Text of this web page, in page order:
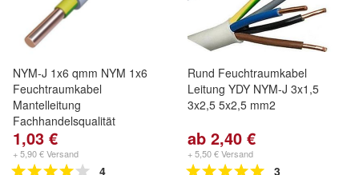
NYM-J 1x6 qmm NYM 1x6
Feuchtraumkabel
Mantelleitung
Fachhandelsqualität
1,03 €
+ 5,90 € Versand
4
Rund Feuchtraumkabel
Leitung YDY NYM-J 3x1,5
3x2,5 5x2,5 mm2
ab 2,40 €
+ 5,50 € Versand
3